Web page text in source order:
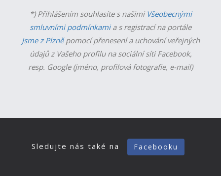
*) Přihlášením souhlasíte s našimi Všeobecnými
smluvními podmínkamia s registrací na portále
Jsme z Plzněpomocí přenesení a uchováníveřejných
údajů z Vašeho profilu na sociální síti Facebook,
resp. Google (jméno, profilová fotografie, e-mail)
Sledujte nás také na Facebooku